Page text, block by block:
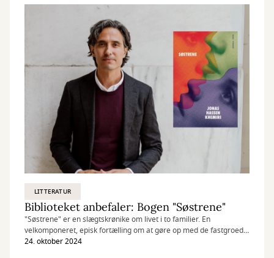
LITTERATUR
Biblioteket anbefaler: Bogen "Søstrene"
"Søstrene" er en slægtskrønike om livet i to familier. En
velkomponeret, episk fortælling om at gøre op med de fastgroede
familiefortællinger for at kunne sætte sig selv fri og skabe sin
24. oktober 2024